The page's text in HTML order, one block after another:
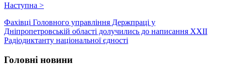
Наступна >
Фахівці Головного управління Держпраці у
Дніпропетровській області долучились до написання XХІI
Радіодиктанту національної єдності
Головні новини